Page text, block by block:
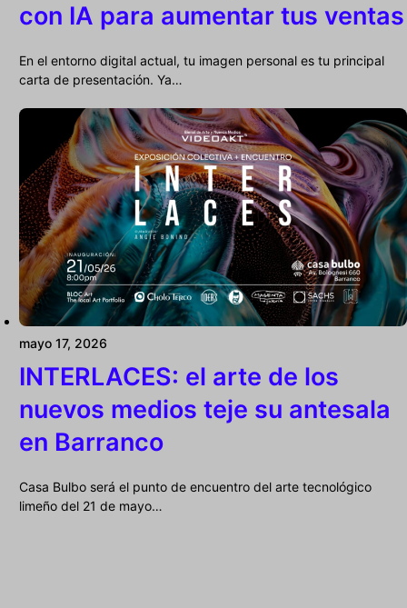
con IA para aumentar tus ventas
En el entorno digital actual, tu imagen personal es tu principal
carta de presentación. Ya…
mayo 17, 2026
INTERLACES: el arte de los
nuevos medios teje su antesala
en Barranco
Casa Bulbo será el punto de encuentro del arte tecnológico
limeño del 21 de mayo…